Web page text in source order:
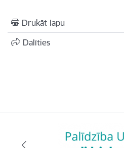
Drukāt lapu
Dalīties